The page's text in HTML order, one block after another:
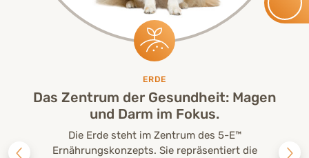
ERDE
Das Zentrum der Gesundheit: Magen
und Darm im Fokus.
Die Erde steht im Zentrum des 5-E™
Ernährungskonzepts. Sie repräsentiert die